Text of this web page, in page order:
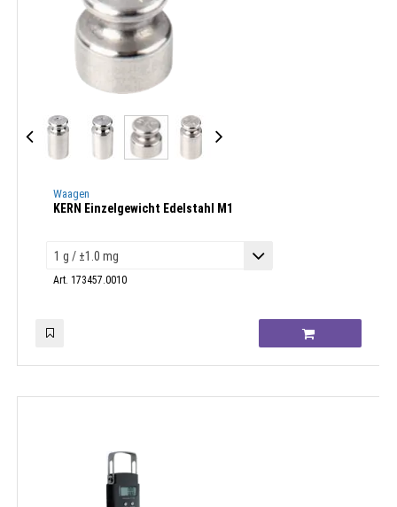
Waagen
KERN Einzelgewicht Edelstahl M1
Art. 173457.0010